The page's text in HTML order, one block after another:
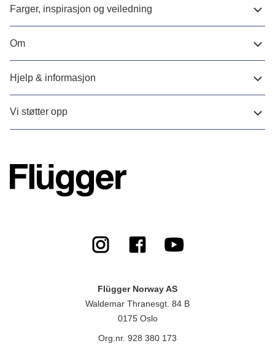
Farger, inspirasjon og veiledning
Om
Hjelp & informasjon
Vi støtter opp
Flügger Norway AS
Waldemar Thranesgt. 84 B
0175 Oslo
Org.nr. 928 380 173